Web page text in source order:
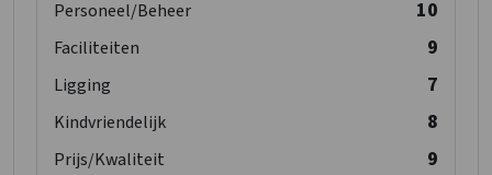
Personeel/Beheer 10
Faciliteiten 9
Ligging 7
Kindvriendelijk 8
Prijs/Kwaliteit 9